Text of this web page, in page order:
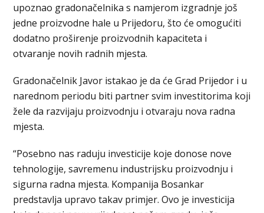
upoznao gradonačelnika s namjerom izgradnje još
jedne proizvodne hale u Prijedoru, što će omogućiti
dodatno proširenje proizvodnih kapaciteta i
otvaranje novih radnih mjesta.
Gradonačelnik Javor istakao je da će Grad Prijedor i u
narednom periodu biti partner svim investitorima koji
žele da razvijaju proizvodnju i otvaraju nova radna
mjesta.
“Posebno nas raduju investicije koje donose nove
tehnologije, savremenu industrijsku proizvodnju i
sigurna radna mjesta. Kompanija Bosankar
predstavlja upravo takav primjer. Ovo je investicija